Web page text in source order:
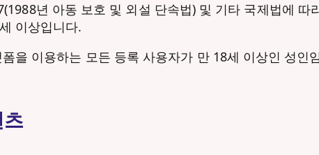
년 아동 보호 및 외설 단속법) 및 기타 국제법에
이상입니다.
을 이용하는 모든 등록 사용자가 만 18세 이상인 성인